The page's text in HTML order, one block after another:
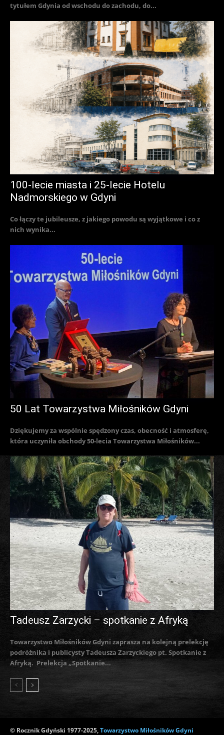
tytułem Gdynia od wschodu do zachodu, do...
100-lecie miasta i 25-lecie Hotelu
Nadmorskiego w Gdyni
Co łączy te jubileusze, z jakiego powodu są wyjątkowe i co z
nich wynika...
50 Lat Towarzystwa Miłośników Gdyni
Dziękujemy za wspólnie spędzony czas, obecność i atmosferę,
która uczyniła obchody 50-lecia Towarzystwa Miłośników...
Tadeusz Zarzycki – spotkanie z Afryką
Towarzystwo Miłośników Gdyni zaprasza na kolejną prelekcję
podróżnika i publicysty Tadeusza Zarzyckiego pt. Spotkanie z
Afryką. Prelekcja „Spotkanie...
© Rocznik Gdyński 1977-2025,Towarzystwo Miłośników Gdyni